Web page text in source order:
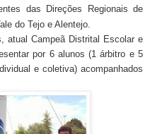
das Direções Regionais de
do Tejo e Alentejo.
atual Campeã Distrital Escolar e
por 6 alunos (1 árbitro e 5
e coletiva) acompanhados